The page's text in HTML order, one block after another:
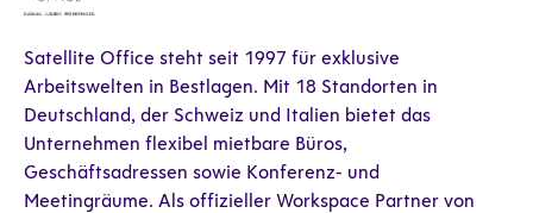
Satellite Office steht seit 1997 für exklusive
Arbeitswelten in Bestlagen. Mit 18 Standorten in
Deutschland, der Schweiz und Italien bietet das
Unternehmen flexibel mietbare Büros,
Geschäftsadressen sowie Konferenz- und
Meetingräume. Als offizieller Workspace Partner von